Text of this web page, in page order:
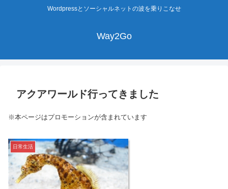
Wordpressとソーシャルネットの波を乗りこなせ
Way2Go
アクアワールド行ってきました
※本ページはプロモーションが含まれています
日常生活